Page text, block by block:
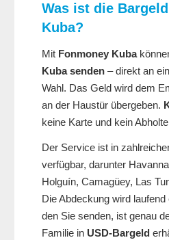
Was ist die
Kuba?
Mit Fonmoney Kuba
Kuba senden – direkt an
Wahl. Das Geld wird dem
an der Haustür übergeben.
keine Karte und kein
Der Service ist in
verfügbar, darunter
Holguín, Camagüey, Las
Die Abdeckung wird
den Sie senden, ist genau
Familie in USD-Bargeld